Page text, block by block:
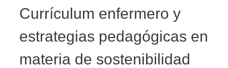
Currículum enfermero y
estrategias pedagógicas en
materia de sostenibilidad